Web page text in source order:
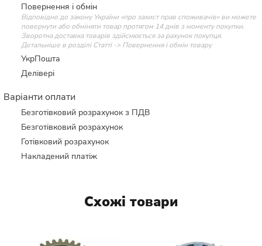
Повернення і обмін
Відповідно до закону України «про захист прав споживачів» ви можете
повернути або обміняти товар протягом 14 днів з моменту покупки.
Зворотна доставка товарів здійснюється за рахунок покупця.
Детальніше в розділі Статті -> Повернення і обмін товару
УкрПошта
Делівері
Варіанти оплати
Безготівковий розрахунок з ПДВ
Безготівковий розрахунок
Готівковий розрахунок
Накладений платіж
Схожі товари